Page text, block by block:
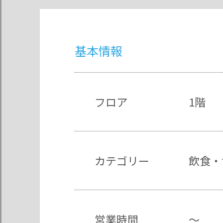
基本情報
フロア 1階
カテゴリー 飲食
営業時間 ～